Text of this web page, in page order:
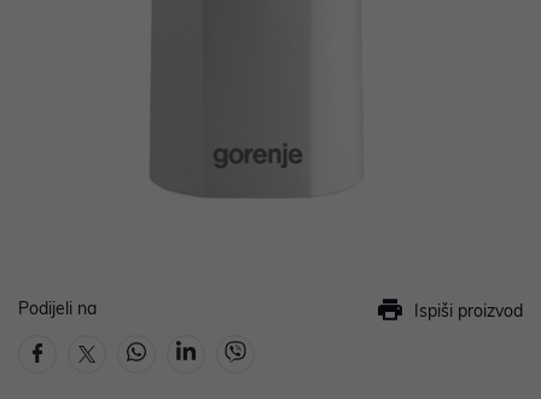
Podijeli na Ispiši proizvod